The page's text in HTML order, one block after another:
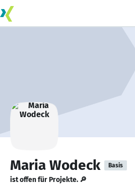
Maria Wodeck Basis
ist offen für Projekte. 🔎